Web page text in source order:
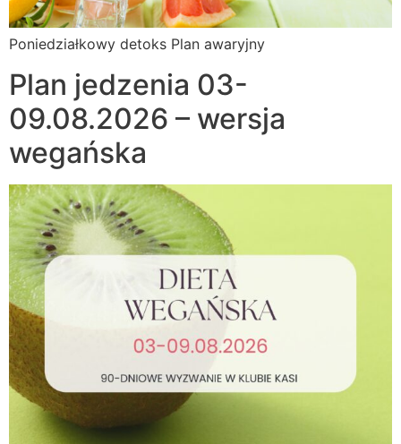
Poniedziałkowy detoks Plan awaryjny
Plan jedzenia 03-
09.08.2026 – wersja
wegańska